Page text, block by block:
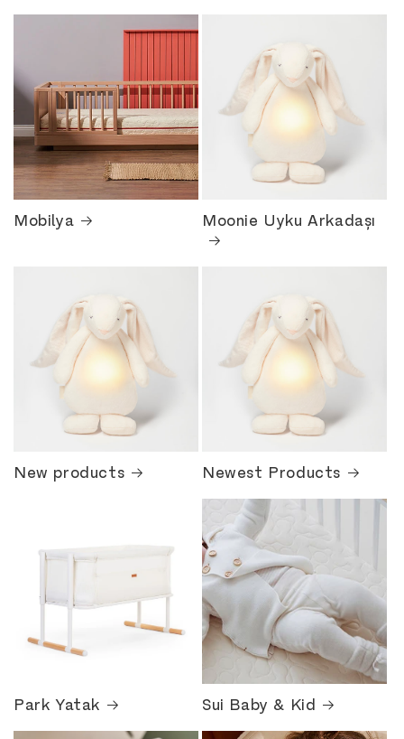
Mobilya Moonie Uyku Arkadaşı
New products Newest Products
Park Yatak Sui Baby & Kid